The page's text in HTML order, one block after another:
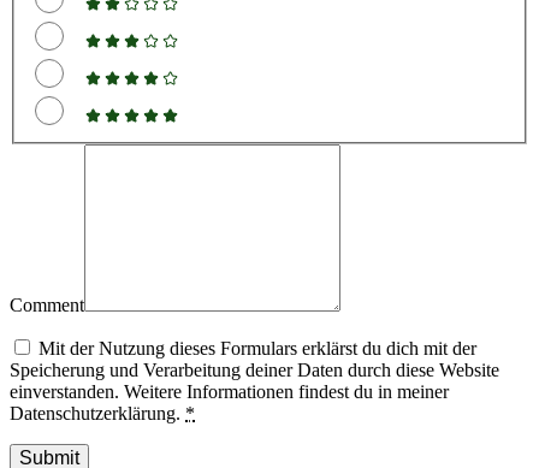
Comment
Mit der Nutzung dieses Formulars erklärst du dich mit der
Speicherung und Verarbeitung deiner Daten durch diese Website
einverstanden. Weitere Informationen findest du in meiner
Datenschutzerklärung. *